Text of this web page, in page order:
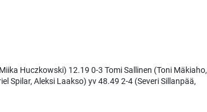
Huczkowski) 12.19 0-3 Tomi Sallinen (Toni Mäkiaho,
Spilar, Aleksi Laakso) yv 48.49 2-4 (Severi Sillanpää,